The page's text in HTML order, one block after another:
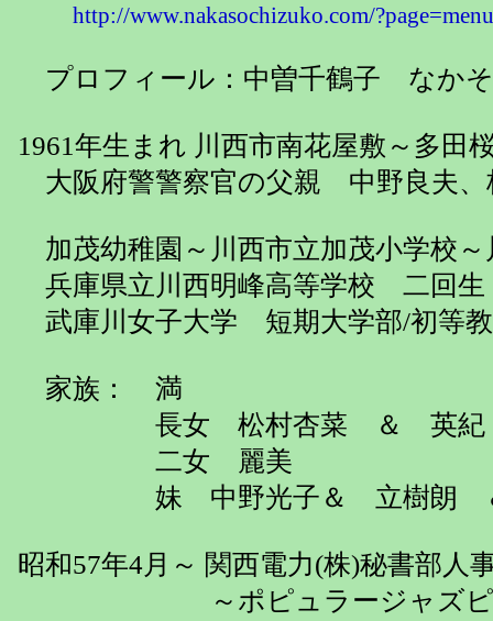
http://www.nakasochizuko.com/
プロフィール：中曽千鶴子 なか
1961年生まれ 川西市南花屋敷～多田
大阪府警警察官の父親 中野良夫、
加茂幼稚園～川西市立加茂小学校～
兵庫県立川西明峰高等学校 二回生
武庫川女子大学 短期大学部/初等教
家族： 満
長女 松村杏菜 ＆ 英
二女 麗美
妹 中野光子＆ 立樹朗
昭和57年4月～ 関西電力(株)秘書部
～ポピュラージャズピア